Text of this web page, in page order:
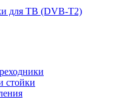
для ТВ (DVB-T2)
стойки